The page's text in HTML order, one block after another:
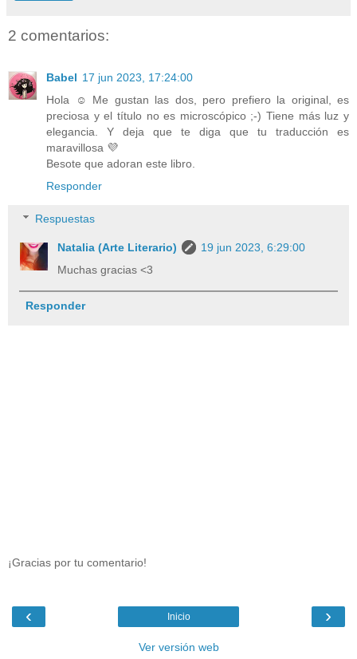
2 comentarios:
Babel 17 jun 2023, 17:24:00
Hola ☺ Me gustan las dos, pero prefiero la original, es
preciosa y el título no es microscópico ;-) Tiene más luz y
elegancia. Y deja que te diga que tu traducción es
maravillosa 💜
Besote que adoran este libro.
Responder
Respuestas
Natalia (Arte Literario)
19 jun 2023, 6:29:00
Muchas gracias <3
Responder
¡Gracias por tu comentario!
‹ ›
Inicio
Ver versión web